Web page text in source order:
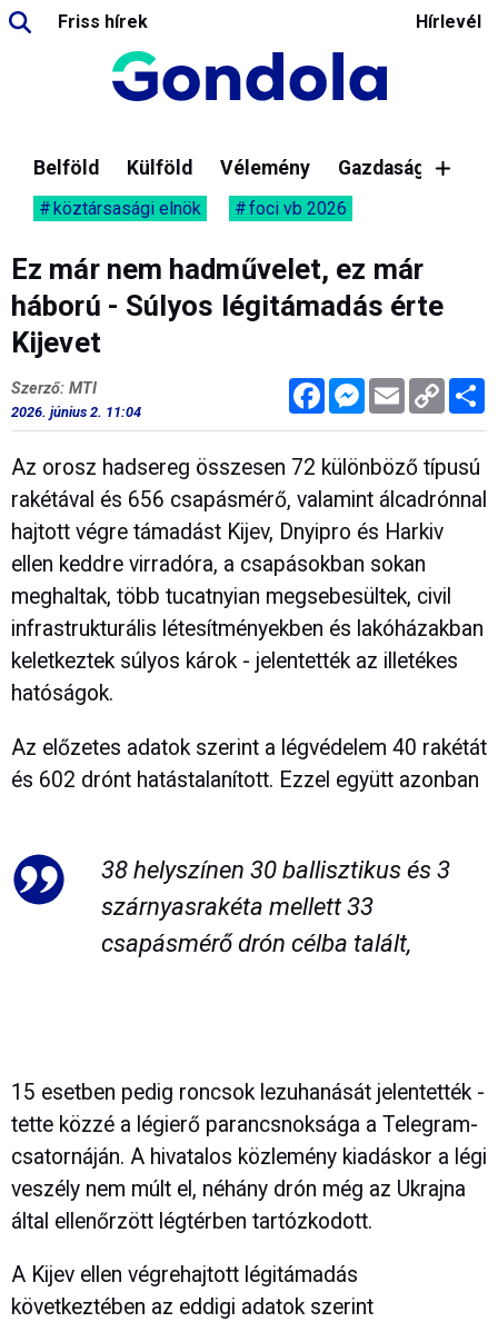
Friss hírek Hírlevél
Belföld Külföld Vélemény Gazdaság
köztársasági elnök foci vb 2026
Ez már nem hadművelet, ez már
háború - Súlyos légitámadás érte
Kijevet
FacebookMessenger
Email Copy
Link
Szerző: MTI
2026. június 2. 11:04
Az orosz hadsereg összesen 72 különböző típusú
rakétával és 656 csapásmérő, valamint álcadrónnal
hajtott végre támadást Kijev, Dnyipro és Harkiv
ellen keddre virradóra, a csapásokban sokan
meghaltak, több tucatnyian megsebesültek, civil
infrastrukturális létesítményekben és lakóházakban
keletkeztek súlyos károk - jelentették az illetékes
hatóságok.
Az előzetes adatok szerint a légvédelem 40 rakétát
és 602 drónt hatástalanított. Ezzel együtt azonban
38 helyszínen 30 ballisztikus és 3
szárnyasrakéta mellett 33
csapásmérő drón célba talált,
15 esetben pedig roncsok lezuhanását jelentették -
tette közzé a légierő parancsnoksága a Telegram-
csatornáján. A hivatalos közlemény kiadáskor a légi
veszély nem múlt el, néhány drón még az Ukrajna
által ellenőrzött légtérben tartózkodott.
A Kijev ellen végrehajtott légitámadás
következtében az eddigi adatok szerint